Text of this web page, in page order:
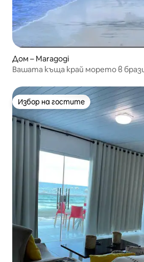
Дом – Maragogi
Вашата къща край морето в
Избор на гостите
Избор на гостите